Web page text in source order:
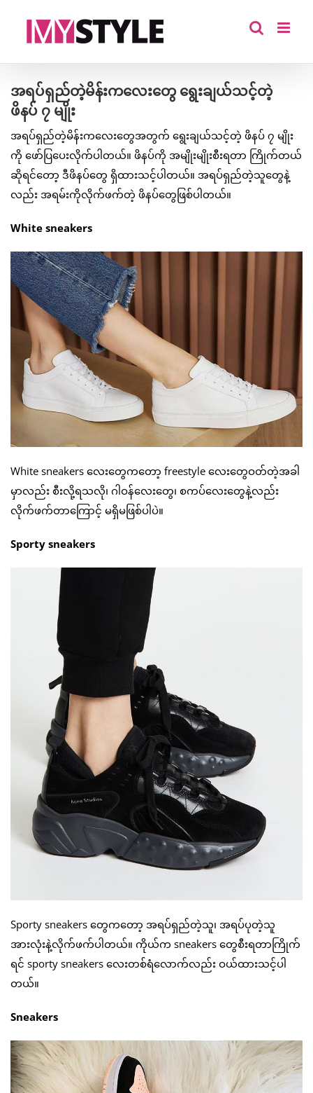
အရပ်ရှည်တဲ့မိန်းကလေးတွေ ရွေးချယ်သင့်တဲ့
ဖိနပ် ၇ မျိုး
အရပ်ရှည်တဲ့မိန်းကလေးတွေအတွက် ရွေးချယ်သင့်တဲ့ ဖိနပ် ၇ မျိုး
ကို ဖော်ပြပေးလိုက်ပါတယ်။ ဖိနပ်ကို အမျိုးမျိုးစီးရတာ ကြိုက်တယ်
ဆိုရင်တော့ ဒီဖိနပ်တွေ ရှိထားသင့်ပါတယ်။ အရပ်ရှည်တဲ့သူတွေနဲ့
လည်း အရမ်းကိုလိုက်ဖက်တဲ့ ဖိနပ်တွေဖြစ်ပါတယ်။
White sneakers
White sneakers လေးတွေကတော့ freestyle လေးတွေဝတ်တဲ့အခါ
မှာလည်း စီးလို့ရသလို၊ ဂါဝန်လေးတွေ၊ စကပ်လေးတွေနဲ့လည်း
လိုက်ဖက်တာကြောင့် မရှိမဖြစ်ပါပဲ။
Sporty sneakers
Sporty sneakers တွေကတော့ အရပ်ရှည်တဲ့သူ၊ အရပ်ပုတဲ့သူ
အားလုံးနဲ့လိုက်ဖက်ပါတယ်။ ကိုယ်က sneakers တွေစီးရတာကြိုက်
ရင် sporty sneakers လေးတစ်ရံလောက်လည်း ဝယ်ထားသင့်ပါ
တယ်။
Sneakers